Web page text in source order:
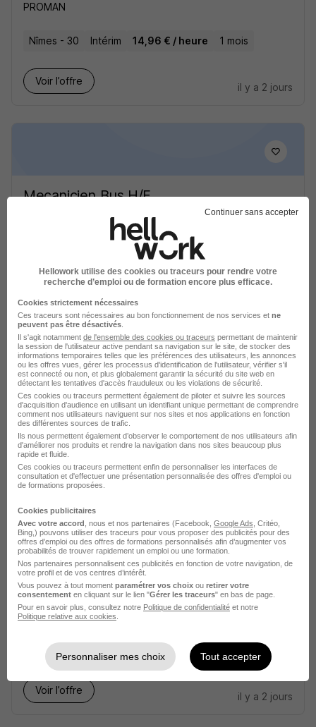
PROMAN
Nîmes - 30 Intérim 14,96 € / heure 1 mois
Voir l’offre
il y a 2 jours
Mecanicien Bus H/F
Intérim 19,13 € / heure
Voir l’offre
Mecanicien Poids Lourd H/F
PROMAN
Nîmes - 30 Intérim 16,50 € / heure 3 mois
Voir l’offre
Mecanicien Poids Lourd H/F
PROMAN
Nîmes - 30 16,50 € / heure
Voir l’offre
il y a 2 jours
Continuer sans accepter
Hellowork utilise des cookies ou traceurs pour rendre votre
recherche d’emploi ou de formation encore plus efficace.
Cookies strictement nécessaires
Ces traceurs sont nécessaires au bon fonctionnement de nos services et ne
peuvent pas être désactivés
Il s'agit notamment de l'ensemble des cookies ou traceurs permettant de maintenir
la session de l'utilisateur active pendant sa navigation sur le site, de stocker des
informations temporaires telles que les préférences des utilisateurs, les annonces
ou les offres vues, gérer les processus d'identification de l'utilisateur, vérifier s'il
est connecté ou non, et plus globalement garantir la sécurité du site web en
détectant les tentatives d'accès frauduleux ou les violations de sécurité.
Ces cookies ou traceurs permettent également de piloter et suivre les sources
d'acquisition d'audience en utilisant un identifiant unique permettant de comprendre
comment nos utilisateurs naviguent sur nos sites et nos applications en fonction
des différentes sources de trafic.
Ils nous permettent également d’observer le comportement de nos utilisateurs afin
d'améliorer nos produits et rendre la navigation dans nos sites beaucoup plus
rapide et fluide.
Ces cookies ou traceurs permettent enfin de personnaliser les interfaces de
consultation et d'effectuer une présentation personnalisée des offres d'emploi ou
de formations proposées.
Cookies publicitaires
Avec votre accord , nous et nos partenaires (Facebook, Google Ads , Critéo,
Bing,) pouvons utiliser des traceurs pour vous proposer des publicités pour des
offres d’emploi ou des offres de formations personnalisés afin d’augmenter vos
probabilités de trouver rapidement un emploi ou une formation.
Nos partenaires personnalisent ces publicités en fonction de votre navigation, de
votre profil et de vos centres d’intérêt.
Vous pouvez à tout moment paramétrer vos choix ou retirer votre
consentement en cliquant sur le lien "Gérer les traceurs" en bas de page.
Pour en savoir plus, consultez notre Politique de confidentialité et notre
Politique relative aux cookies
Personnaliser mes choix Tout accepter